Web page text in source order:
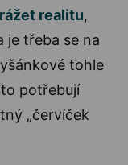
realitu,
je třeba se na
tohle
potřebují
„červíček